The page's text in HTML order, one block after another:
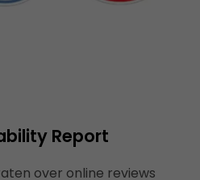
Report
over online reviews